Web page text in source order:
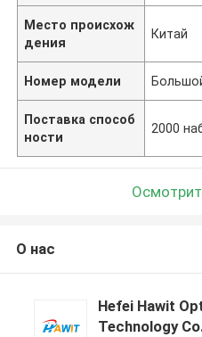
Место происхож
дения
Китай
Номер модели
Поставка способ
ности
2000
О нас
Hefei Hawit
Technology